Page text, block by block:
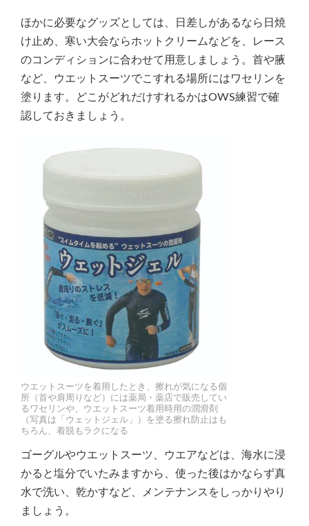
ほかに必要なグッズとしては、日差しがあるなら日焼
け止め、寒い大会ならホットクリームなどを、レース
のコンディションに合わせて用意しましょう。首や腋
など、ウエットスーツでこすれる場所にはワセリンを
塗ります。どこがどれだけすれるかはOWS練習で確
認しておきましょう。
ウエットスーツを着用したとき、擦れが気になる個
所（首や肩周りなど）には薬局・薬店で販売してい
るワセリンや、ウエットスーツ着用時用の潤滑剤
（写真は「ウェットジェル」）を塗る擦れ防止はも
ちろん、着脱もラクになる
ゴーグルやウエットスーツ、ウエアなどは、海水に浸
かると塩分でいたみますから、使った後はかならず真
水で洗い、乾かすなど、メンテナンスをしっかりやり
ましょう。